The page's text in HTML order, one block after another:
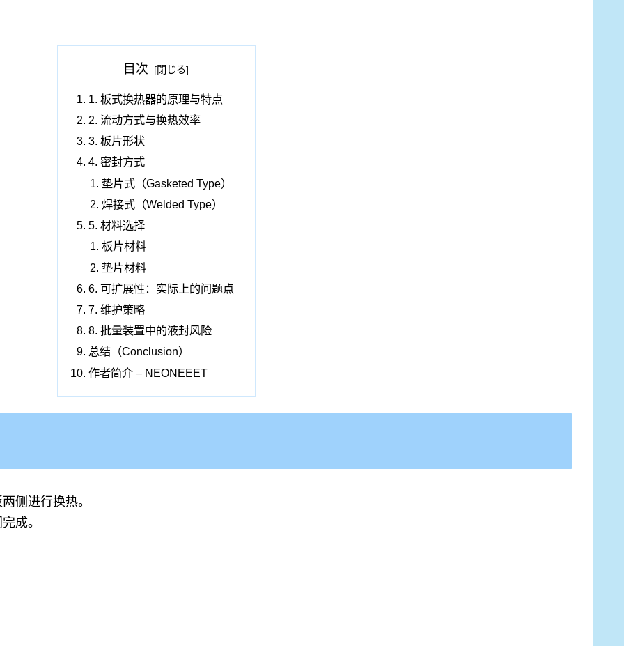
目次
1. 板式换热器的原理与特点
2. 流动方式与换热效率
3. 板片形状
4. 密封方式
垫片式（Gasketed Type）
焊接式（Welded Type）
5. 材料选择
板片材料
垫片材料
6. 可扩展性：实际上的问题点
7. 维护策略
8. 批量装置中的液封风险
总结（Conclusion）
作者简介 – NEONEEET
侧进行换热。
成。